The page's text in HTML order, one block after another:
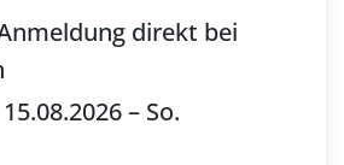
direkt bei
15.08.2026 – So.